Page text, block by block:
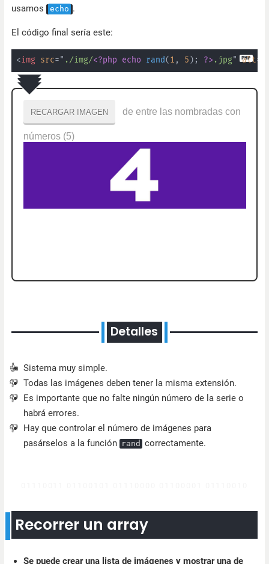
usamos
echo .
El código final sería este:
<img src=" ./img/<?php echo rand( 1 , 5 ) ; ?> .jpg" alt=
Detalles
Sistema muy simple.
Todas las imágenes deben tener la misma extensión.
Es importante que no falte ningún número de la serie o
habrá errores.
Hay que controlar el número de imágenes para
pasárselos a la función rand correctamente.
Recorrer un array
Se puede crear una lista de imágenes y mostrar una de